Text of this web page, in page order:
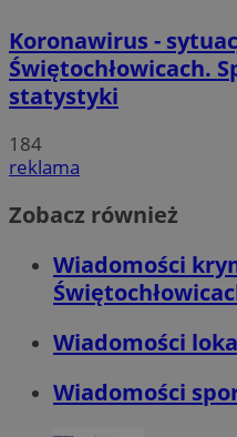
Koronawirus -
Świętochłowicach.
statystyki
184
reklama
Zobacz również
Wiadomości
Wiadomości
Wiadomości